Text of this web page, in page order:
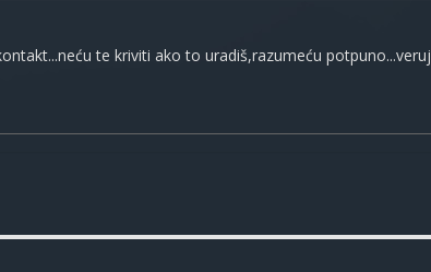
te kriviti ako to uradiš,razumeću potpuno...veruj